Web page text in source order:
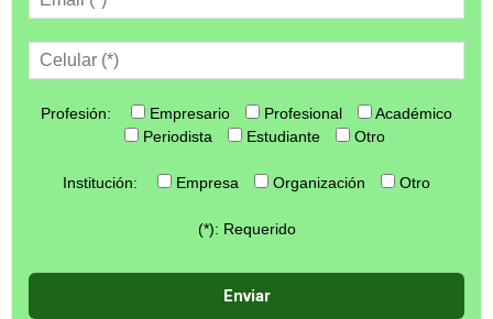
Profesión: Empresario Profesional
Académico
Periodista
Estudiante Otro
Institución: Empresa Organización Otro
(*): Requerido